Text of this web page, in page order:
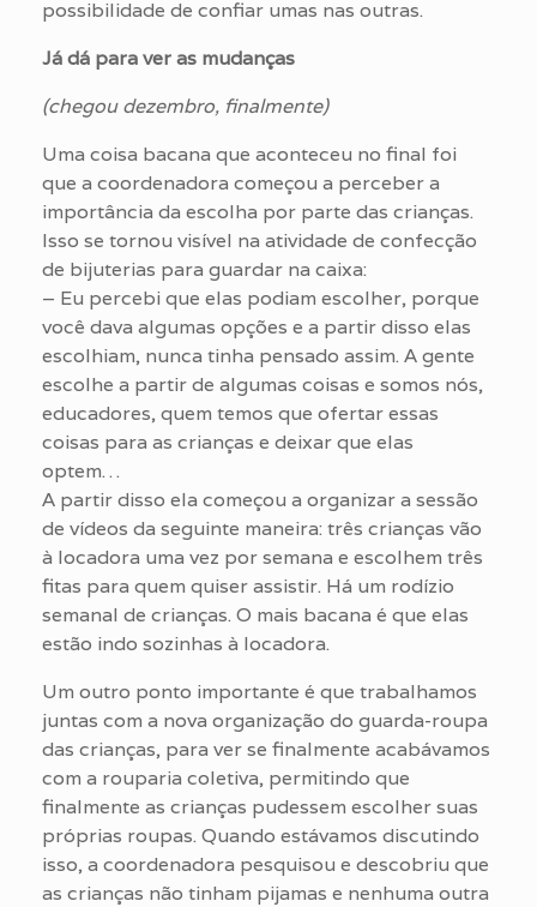
possibilidade de confiar umas nas outras.
Já dá para ver as mudanças
(chegou dezembro, finalmente)
Uma coisa bacana que aconteceu no final foi
que a coordenadora começou a perceber a
importância da escolha por parte das crianças.
Isso se tornou visível na atividade de confecção
de bijuterias para guardar na caixa:
– Eu percebi que elas podiam escolher, porque
você dava algumas opções e a partir disso elas
escolhiam, nunca tinha pensado assim. A gente
escolhe a partir de algumas coisas e somos nós,
educadores, quem temos que ofertar essas
coisas para as crianças e deixar que elas
optem…
A partir disso ela começou a organizar a sessão
de vídeos da seguinte maneira: três crianças vão
à locadora uma vez por semana e escolhem três
fitas para quem quiser assistir. Há um rodízio
semanal de crianças. O mais bacana é que elas
estão indo sozinhas à locadora.
Um outro ponto importante é que trabalhamos
juntas com a nova organização do guarda-roupa
das crianças, para ver se finalmente acabávamos
com a rouparia coletiva, permitindo que
finalmente as crianças pudessem escolher suas
próprias roupas. Quando estávamos discutindo
isso, a coordenadora pesquisou e descobriu que
as crianças não tinham pijamas e nenhuma outra